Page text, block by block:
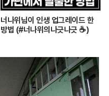
너나위님이 인생 업그레이드 한
방법 (#너나위의나긋나긋 ☕)